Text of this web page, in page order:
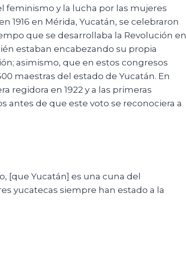
feminismo y la lucha por las mujeres
1916 en Mérida, Yucatán, se celebraron
que se desarrollaba la Revolución en
estaban encabezando su propia
asimismo, que en estos congresos
maestras del estado de Yucatán. En
regidora en 1922 y a las primeras
antes de que este voto se reconociera a
[que Yucatán] es una cuna del
yucatecas siempre han estado a la